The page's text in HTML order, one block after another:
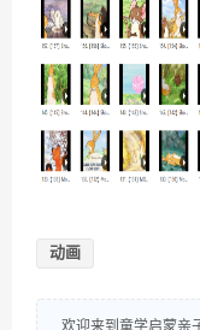
动画
欢迎来到童学启蒙亲